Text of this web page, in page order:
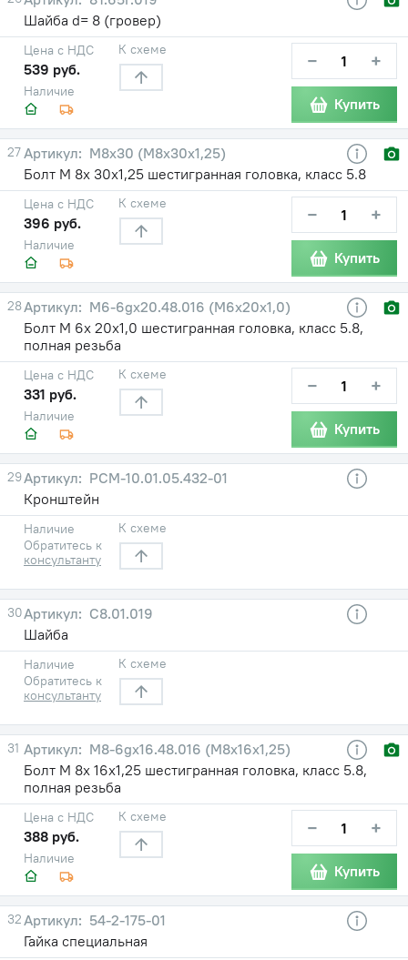
Шайба d= 8 (гровер)
Наличие
Цена с НДС
539 руб.
К схеме − +
Купить
27
М8х30 (М8х30х1,25)
Болт М 8х 30х1,25 шестигранная головка, класс 5.8
Наличие
Цена с НДС
396 руб.
К схеме − +
Купить
28
М6-6gх20.48.016 (М6х20х1,0)
Болт М 6х 20х1,0 шестигранная головка, класс 5.8,
полная резьба
Наличие
Цена с НДС
331 руб.
К схеме − +
Купить
29
РСМ-10.01.05.432-01
Кронштейн
Наличие
Обратитесь к
консультанту
К схеме
30
С8.01.019
Шайба
Наличие
Обратитесь к
консультанту
К схеме
31
М8-6gх16.48.016 (М8х16х1,25)
Болт М 8х 16х1,25 шестигранная головка, класс 5.8,
полная резьба
Наличие
Цена с НДС
388 руб.
К схеме − +
Купить
32
54-2-175-01
Гайка специальная